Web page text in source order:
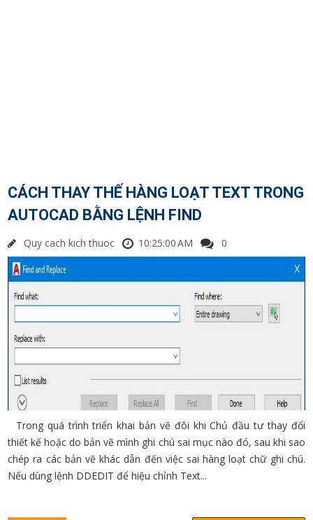
CÁCH THAY THẾ HÀNG LOẠT TEXT TRONG
AUTOCAD BẰNG LỆNH FIND
Quy cach kich thuoc 10:25:00 AM 0
Trong quá trình triển khai bản vẽ đôi khi Chủ đầu tư thay đổi
thiết kế hoặc do bản vẽ mình ghi chú sai mục nào đó, sau khi sao
chép ra các bản vẽ khác dẫn đến việc sai hàng loạt chữ ghi chú.
Nếu dùng lệnh DDEDIT để hiệu chỉnh Text...